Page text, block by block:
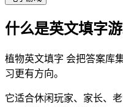
什么是英文填字游
植物英文填字 会把答案库
习更有方向。
它适合休闲玩家、家长、